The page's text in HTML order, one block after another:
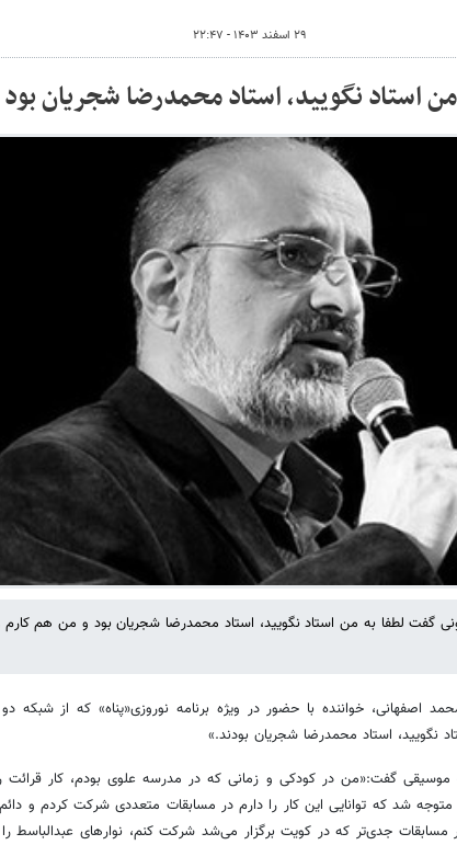
۲۹ اسفند ۱۴۰۳ - ۲۲:۴۷
استاد نگویید، استاد محمدرضا شجریان بود
گفت لطفا به من استاد نگویید، استاد محمدرضا شجریان بود و من هم کارم
اصفهانی، خواننده با حضور در ویژه برنامه نوروزی«پناه» که از شبکه
استاد محمدرضا شجریان بودند.»
گفت:«من در کودکی و زمانی که در مدرسه علوی بودم، کار قرائت
شد که توانایی این کار را دارم در مسابقات متعددی شرکت کردم و
قرار بود در مسابقات جدی‌تر که در کویت برگزار می‌شد شرکت کنم، نوارهای عبدالباسط